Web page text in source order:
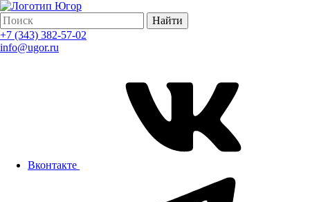
Найти
+7 (343) 382-57-02
info@ugor.ru
Вконтакте